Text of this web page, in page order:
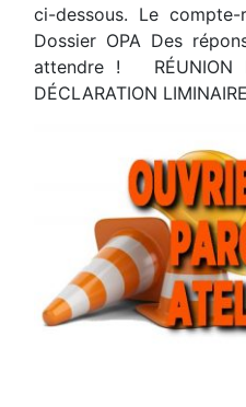
ci-dessous. Le
Dossier OPA Des
attendre ! RÉUNION
DÉCLARATION